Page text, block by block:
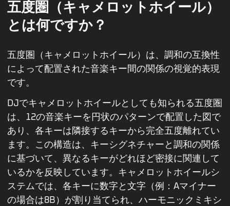
五度圏（キャメロットホイール）
とは何ですか？
五度圏（キャメロットホイール）は、調和の互換性
によって配置された音楽キー間の関係の視覚的表現
です。
DJでキャメロットホイールとしても知られる五度圏
は、12の音楽キーを円状のパターンで配置した図で
あり、各キーは隣接するキーから完全五度離れてい
ます。この構造は、キーシグネチャーと調和の関係
に基づいて、異なるキーがどれほど密接に関連して
いるかを反映しています。キャメロットホイールシ
ステムでは、各キーに数字と文字（例：Aマイナー
の場合は8B）が割り当てられ、ハーモニックミキシ